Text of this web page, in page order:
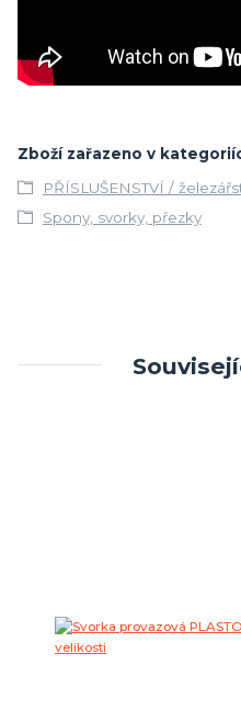
Zboží zařazeno v
PŘÍSLUŠENSTVÍ /
Spony, svorky, přezky